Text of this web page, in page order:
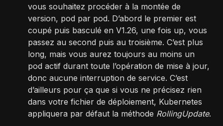
vous souhaitez procéder à la montée de
version, pod par pod. D’abord le premier est
coupé puis basculé en V1.26, une fois up, vous
passez au second puis au troisième. C’est plus
long, mais vous aurez toujours au moins un
pod actif durant toute l’opération de mise à jour,
donc aucune interruption de service. C’est
d’ailleurs pour ça que si vous ne précisez rien
dans votre fichier de déploiement, Kubernetes
appliquera par défaut la méthode RollingUpdate.